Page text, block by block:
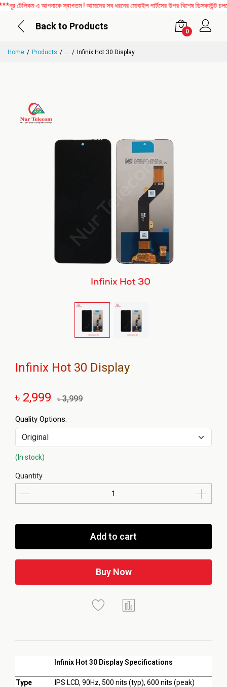
এ আপনাকে স্বাগতম ! আমাদের সব ধরনের মোবাইল পার্টসের উপর বিশেষ ডিসকাউন্ট
Back to Products
0
Home Products ... Infinix Hot 30 Display
Infinix Hot 30 Display
৳ 2,999 ৳ 3,999
Infinix Hot 30 Display Specifications
Type IPS LCD, 90Hz, 500 nits (typ), 600 nits (peak)
Quality Options:
(In stock)
Quantity
Add to cart
Buy Now